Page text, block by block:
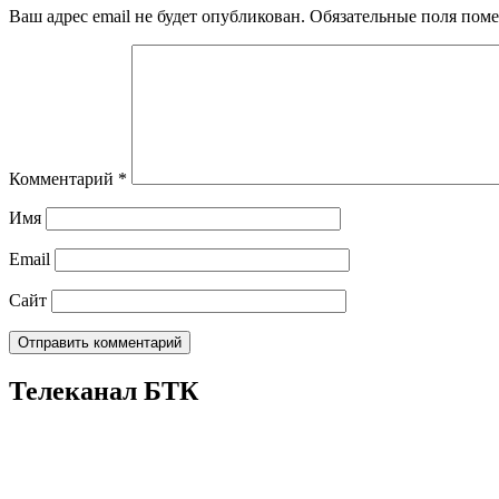
Ваш адрес email не будет опубликован. Обязательные поля
Комментарий *
Имя
Email
Сайт
Телеканал БТК